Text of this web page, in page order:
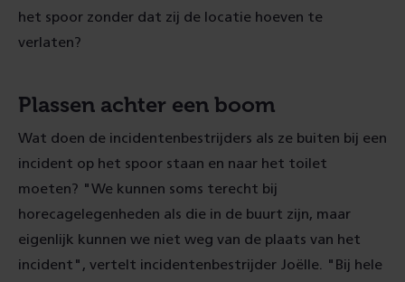
het spoor zonder dat zij de locatie hoeven te
verlaten?
Plassen achter een boom
Wat doen de incidentenbestrijders als ze buiten bij een
incident op het spoor staan en naar het toilet
moeten? "We kunnen soms terecht bij
horecagelegenheden als die in de buurt zijn, maar
eigenlijk kunnen we niet weg van de plaats van het
incident", vertelt incidentenbestrijder Joëlle. "Bij hele